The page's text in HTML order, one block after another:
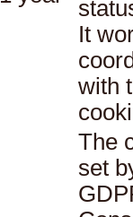
It
with
The
set